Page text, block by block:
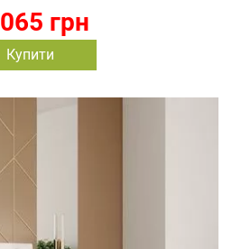
грн
Купити